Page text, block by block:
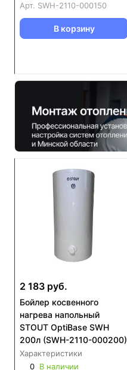
Арт. SWH-2110-000150
В корзину
2 183 руб.
Бойлер косвенного
нагрева напольный
STOUT OptiBase SWH
200л (SWH-2110-000200)
Характеристики
0 В наличии